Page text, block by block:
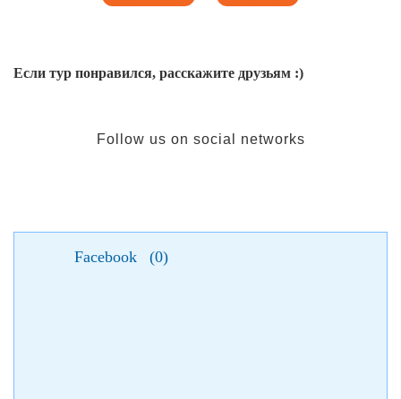
Если тур понравился, расскажите друзьям :)
Follow us on social networks
Facebook (0)